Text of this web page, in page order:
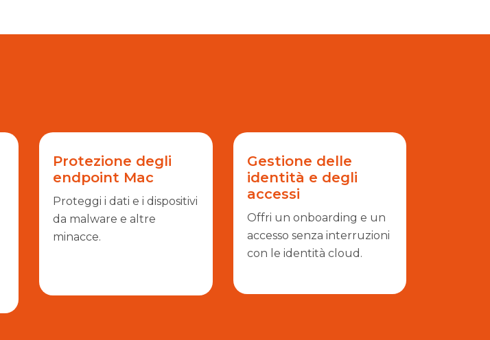
Protezione degli
endpoint Mac
Proteggi i dati e i dispositivi
da malware e altre
minacce.
Gestione delle
identità e degli
accessi
Offri un onboarding e un
accesso senza interruzioni
con le identità cloud.